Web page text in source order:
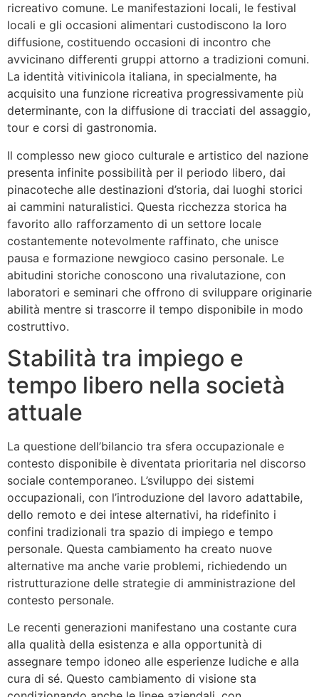
ricreativo comune. Le manifestazioni locali, le festival
locali e gli occasioni alimentari custodiscono la loro
diffusione, costituendo occasioni di incontro che
avvicinano differenti gruppi attorno a tradizioni comuni.
La identità vitivinicola italiana, in specialmente, ha
acquisito una funzione ricreativa progressivamente più
determinante, con la diffusione di tracciati del assaggio,
tour e corsi di gastronomia.
Il complesso new gioco culturale e artistico del nazione
presenta infinite possibilità per il periodo libero, dai
pinacoteche alle destinazioni d’storia, dai luoghi storici
ai cammini naturalistici. Questa ricchezza storica ha
favorito allo rafforzamento di un settore locale
costantemente notevolmente raffinato, che unisce
pausa e formazione newgioco casino personale. Le
abitudini storiche conoscono una rivalutazione, con
laboratori e seminari che offrono di sviluppare originarie
abilità mentre si trascorre il tempo disponibile in modo
costruttivo.
Stabilità tra impiego e
tempo libero nella società
attuale
La questione dell’bilancio tra sfera occupazionale e
contesto disponibile è diventata prioritaria nel discorso
sociale contemporaneo. L’sviluppo dei sistemi
occupazionali, con l’introduzione del lavoro adattabile,
dello remoto e dei intese alternativi, ha ridefinito i
confini tradizionali tra spazio di impiego e tempo
personale. Questa cambiamento ha creato nuove
alternative ma anche varie problemi, richiedendo un
ristrutturazione delle strategie di amministrazione del
contesto personale.
Le recenti generazioni manifestano una costante cura
alla qualità della esistenza e alla opportunità di
assegnare tempo idoneo alle esperienze ludiche e alla
cura di sé. Questo cambiamento di visione sta